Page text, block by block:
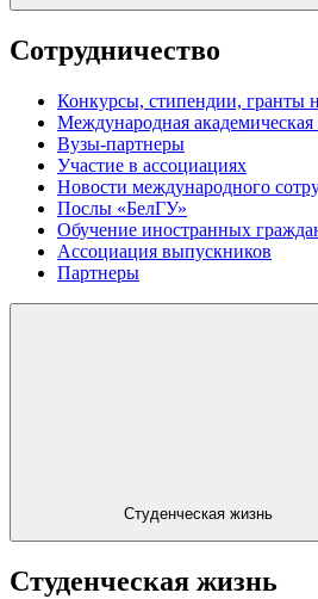
Сотрудничество
Конкурсы, стипендии, гранты
Международная академическая
Вузы-партнеры
Участие в ассоциациях
Новости международного
Послы «БелГУ»
Обучение иностранных
Ассоциация выпускников
Партнеры
Студенческая жизнь
Студенческая жизнь